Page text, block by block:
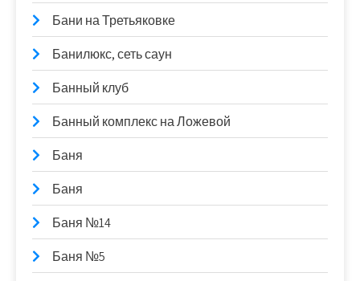
Бани на Третьяковке
Банилюкс, сеть саун
Банный клуб
Банный комплекс на Ложевой
Баня
Баня
Баня №14
Баня №5